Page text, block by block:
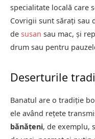
specialitate locală care
Covrigii sunt sărați sau
de susan sau mac, și
drum sau pentru
Deserturile
Banatul are o tradiție
ele având rețete
bănățeni, de exemplu,